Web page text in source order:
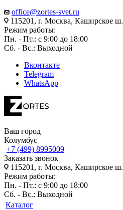
office@zortes-svet.ru
115201, г. Москва, Каширское
Режим работы:
Пн. - Пт.: с 9:00 до 18:00
Сб. - Вс.: Выходной
Вконтакте
Telegram
WhatsApp
Ваш город
Колумбус
+7 (499) 8995009
Заказать звонок
115201, г. Москва, Каширское
Режим работы:
Пн. - Пт.: с 9:00 до 18:00
Сб. - Вс.: Выходной
Каталог